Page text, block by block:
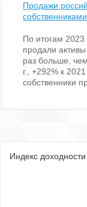
Индекс
Продажи
По итогам 2023
продали
раз больше,
г., +292% к
собственники